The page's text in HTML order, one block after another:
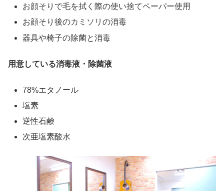
お顔そりで毛を拭く際の使い捨てペーパー使用
お顔そり後のカミソリの消毒
器具や椅子の除菌と消毒
用意している消毒液・除菌液
78%エタノール
塩素
逆性石鹸
次亜塩素酸水